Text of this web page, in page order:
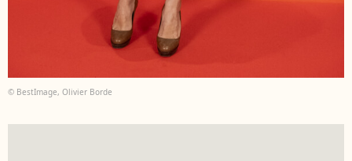
© BestImage, Olivier Borde